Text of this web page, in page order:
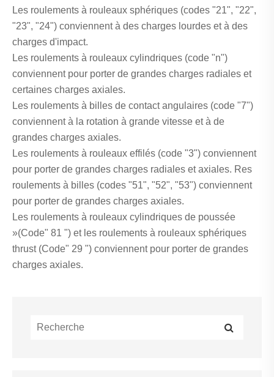
Les roulements à rouleaux sphériques‌ (codes "21", "22",
"23", "24") conviennent à des charges lourdes et à des
charges d'impact. ‌
Les roulements à rouleaux cylindriques‌ (code "n")
conviennent pour porter de grandes charges radiales et
certaines charges axiales. ‌
Les roulements à billes de contact angulaires‌ (code "7")
conviennent à la rotation à grande vitesse et à de
grandes charges axiales. ‌
Les roulements à rouleaux effilés‌ (code "3") conviennent
pour porter de grandes charges radiales et axiales. ‌Res
roulements à billes‌ (codes "51", "52", "53") conviennent
pour porter de grandes charges axiales. ‌
Les roulements à rouleaux cylindriques de poussée
»(Code" 81 ") et les roulements à rouleaux sphériques
‌thrust (Code" 29 ") conviennent pour porter de grandes
charges axiales.